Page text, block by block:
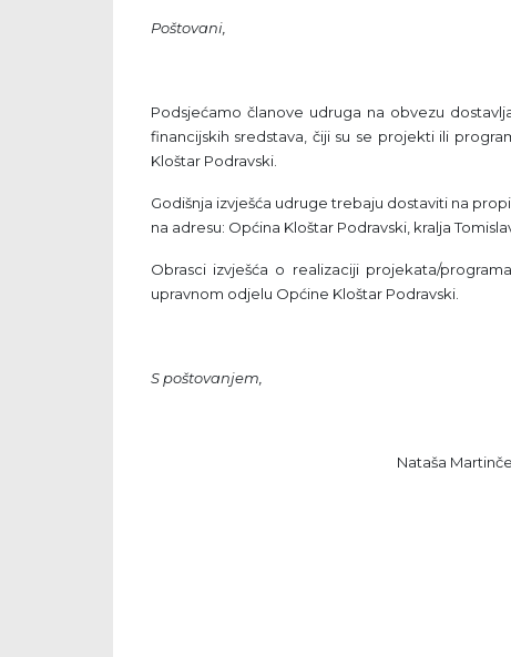
Poštovani,
Podsjećamo članove udruga na obvezu
financijskih sredstava, čiji su se projekti ili
Kloštar Podravski.
Godišnja izvješća udruge trebaju dostaviti na
na adresu: Općina Kloštar Podravski, kralja
Obrasci izvješća o realizaciji projekata/
upravnom odjelu Općine Kloštar Podravski.
S poštovanjem,
Nataša